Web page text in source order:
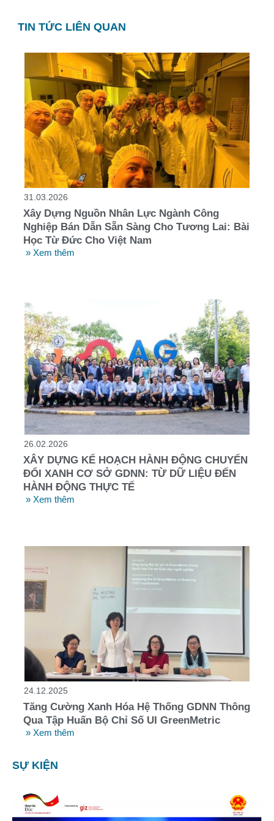
TIN TỨC LIÊN QUAN
31.03.2026
Xây Dựng Nguồn Nhân Lực Ngành Công
Nghiệp Bán Dẫn Sẵn Sàng Cho Tương Lai: Bài
Học Từ Đức Cho Việt Nam
» Xem thêm
26.02.2026
XÂY DỰNG KẾ HOẠCH HÀNH ĐỘNG CHUYỂN
ĐỔI XANH CƠ SỞ GDNN: TỪ DỮ LIỆU ĐẾN
HÀNH ĐỘNG THỰC TẾ
» Xem thêm
24.12.2025
Tăng Cường Xanh Hóa Hệ Thống GDNN Thông
Qua Tập Huấn Bộ Chỉ Số UI GreenMetric
» Xem thêm
SỰ KIỆN